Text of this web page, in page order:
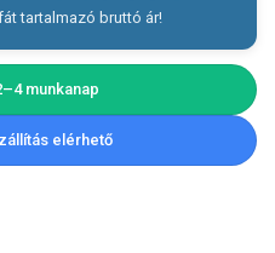
tartalmazó bruttó ár!
munkanap
elérhető